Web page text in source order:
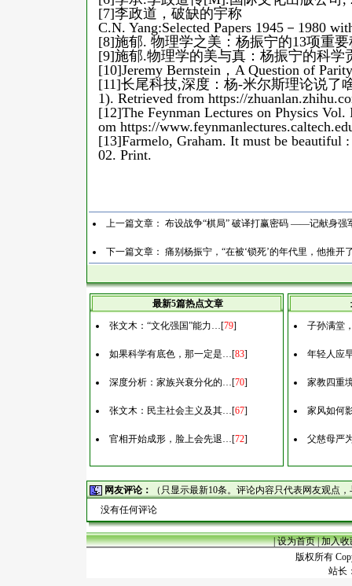
[7]李政道，破缺的宇称
C.N. Yang:Selected Papers 1945－1980
[8]施郁. 物理学之美：杨振宁的13项重
[9]施郁.物理学的美与真：杨振宁的科学
[10]Jeremy Bernstein，A Question of
[11]长尾科技,深度：杨-米尔斯理论说了
1). Retrieved from https://
[12]The Feynman Lectures on Physics
om https://
[13]Farmelo, Graham. It must be beautiful
02. Print.
上一篇文章： 布设战争“棋局” 破译打赢密码 ——记献身强
下一篇文章： 痛别杨振宁，“在被‘锁死’的年代里，他推开
最新5篇热点文章
张文木：“文化强国”能力…[79]
如果科学有底色，那一定是…[83]
深度分析：家族兴衰分化的…[70]
张文木：民主社会主义及其…[67]
官相开始成形，脸上会先退…[72]
子孙满堂
年轻人应
家教四重
家风如何
父慈母严
网友评论：
（只显示最新10条。评论内容只代表网友观点
没有任何评论
|设为首页|加入收
版权所有
站长